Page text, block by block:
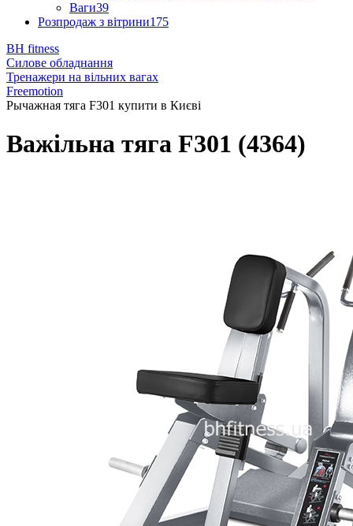
Ваги39
Розпродаж з вітрини175
BH fitness
Силове обладнання
Тренажери на вільних вагах
Freemotion
Рычажная тяга F301 купити в Києві
Важільна тяга F301 (4364)